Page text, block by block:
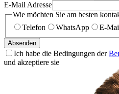
E-Mail Adresse
Wie möchten Sie am besten
Telefon
WhatsApp E-
Absenden
Ich habe die Bedingungen der
und akzeptiere sie